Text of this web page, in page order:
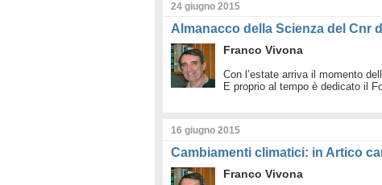
24 giugno 2015
Almanacco della Scienza del Cnr
Franco Vivona
Con l’estate arriva il momento
E proprio al tempo è dedicato il
16 giugno 2015
Cambiamenti climatici: in Artico
Franco Vivona